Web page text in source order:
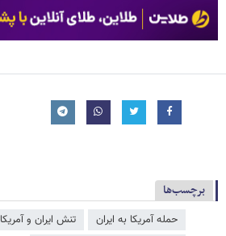
برچسب‌ها
حمله آمریکا به ایران تنش ایران و آمریکا